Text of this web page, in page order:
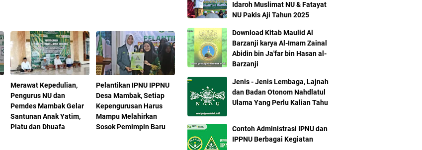
Merawat Kepedulian,
Pengurus NU dan
Pemdes Mambak Gelar
Santunan Anak Yatim,
Piatu dan Dhuafa
Pelantikan IPNU IPPNU
Desa Mambak, Setiap
Kepengurusan Harus
Mampu Melahirkan
Sosok Pemimpin Baru
Idaroh Muslimat NU & Fatayat
NU Pakis Aji Tahun 2025
Download Kitab Maulid Al
Barzanji karya Al-Imam Zainal
Abidin bin Ja'far bin Hasan al-
Barzanji
Jenis - Jenis Lembaga, Lajnah
dan Badan Otonom Nahdlatul
Ulama Yang Perlu Kalian Tahu
Contoh Administrasi IPNU dan
IPPNU Berbagai Kegiatan